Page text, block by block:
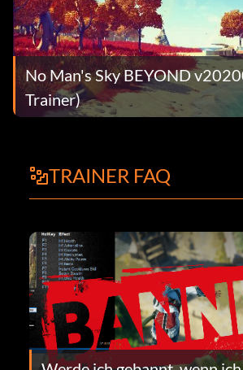
No Man's Sky BEYOND
Trainer)
TRAINER FAQ